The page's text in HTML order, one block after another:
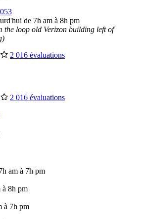
de 7h am à 8h pm
the loop old Verizon building left of
2 016 évaluations
2 016 évaluations
am à 7h pm
à 8h pm
à 7h pm